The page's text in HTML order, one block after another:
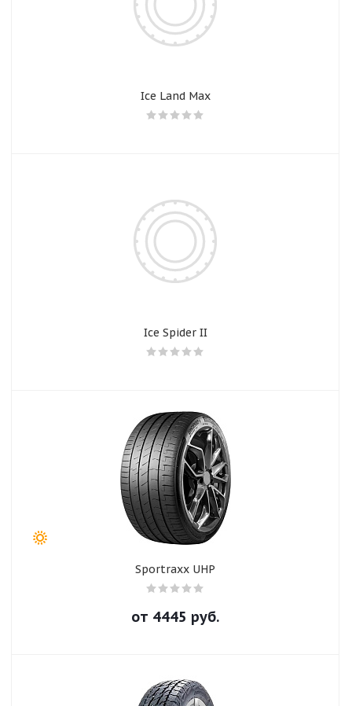
Ice Land Max
Ice Spider II
Sportraxx UHP
от 4445 руб.